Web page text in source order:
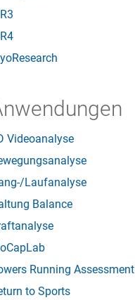
Videoanalyse
Laufanalyse
Balance
Running Assessment
to Sports